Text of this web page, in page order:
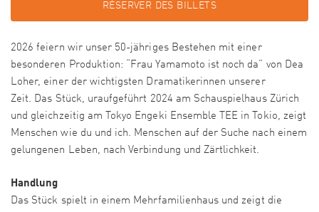
RÉSERVER DES BILLETS
2026 feiern wir unser 50-jähriges Bestehen mit einer
besonderen Produktion: “Frau Yamamoto ist noch da” von Dea
Loher, einer der wichtigsten Dramatikerinnen unserer
Zeit. Das Stück, uraufgeführt 2024 am Schauspielhaus Zürich
und gleichzeitig am Tokyo Engeki Ensemble TEE in Tokio, zeigt
Menschen wie du und ich. Menschen auf der Suche nach einem
gelungenen Leben, nach Verbindung und Zärtlichkeit.
Handlung
Das Stück spielt in einem Mehrfamilienhaus und zeigt die